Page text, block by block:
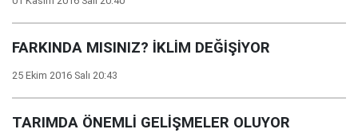
FARKINDA MISINIZ? İKLİM DEĞİŞİYOR
25 Ekim 2016 Salı 20:43
TARIMDA ÖNEMLİ GELİŞMELER OLUYOR